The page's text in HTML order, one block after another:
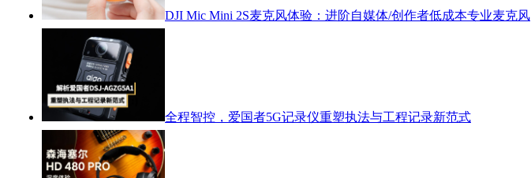
DJI Mic Mini 2S麦克风体验：进阶自媒体/创作者低成本专业麦克风
全程智控，爱国者5G记录仪重塑执法与工程记录新范式